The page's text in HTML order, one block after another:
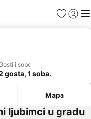
FavoritiPrijavi
i sobe
gosta, 1 soba.
Mapa
ljubimci u gradu